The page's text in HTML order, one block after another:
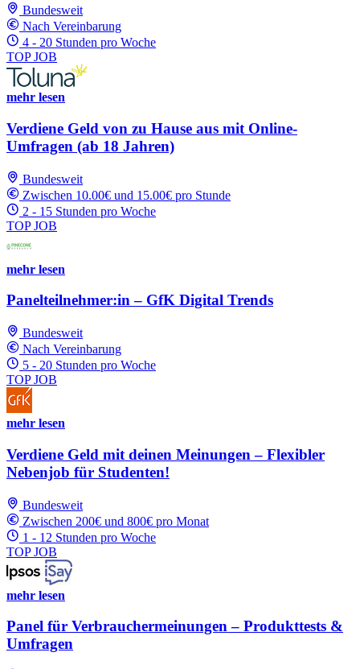
Bundesweit
Nach Vereinbarung
4 - 20 Stunden pro Woche
TOP JOB
mehr lesen
Verdiene Geld von zu Hause aus mit Online-
Umfragen (ab 18 Jahren)
Bundesweit
Zwischen 10.00€ und 15.00€ pro Stunde
2 - 15 Stunden pro Woche
TOP JOB
mehr lesen
Panelteilnehmer:in – GfK Digital Trends
Bundesweit
Nach Vereinbarung
5 - 20 Stunden pro Woche
TOP JOB
mehr lesen
Verdiene Geld mit deinen Meinungen – Flexibler
Nebenjob für Studenten!
Bundesweit
Zwischen 200€ und 800€ pro Monat
1 - 12 Stunden pro Woche
TOP JOB
mehr lesen
Panel für Verbrauchermeinungen – Produkttests &
Umfragen